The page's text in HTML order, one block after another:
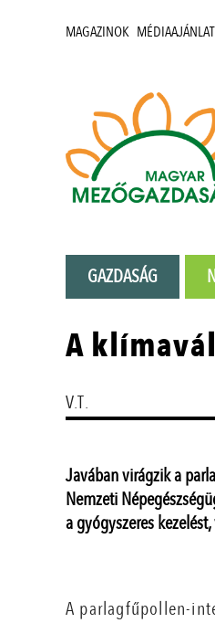
MAGAZINOK MÉDIAAJÁNLAT
GAZDASÁG
A
V.T.
Javában virágzik a
Nemzeti
a gyógyszeres
A parlagfűpollen-